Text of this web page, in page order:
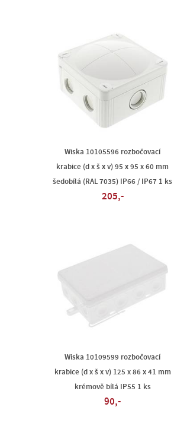
Wiska 10105596 rozbočovací
krabice (d x š x v) 95 x 95 x 60 mm
šedobílá (RAL 7035) IP66 / IP67 1 ks
205,-
Wiska 10109599 rozbočovací
krabice (d x š x v) 125 x 86 x 41 mm
krémově bílá IP55 1 ks
90,-